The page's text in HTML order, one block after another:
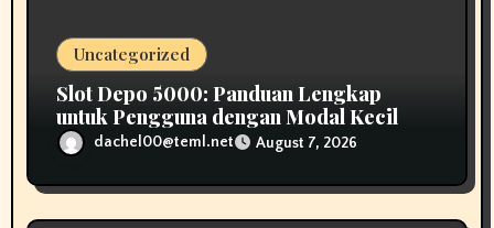
Uncategorized
Slot Depo 5000: Panduan Lengkap
untuk Pengguna dengan Modal Kecil
dachel00@teml.net August 7, 2026